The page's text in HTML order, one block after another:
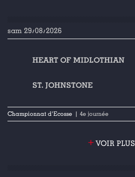
sam 29/08/2026
HEART OF MIDLOTHIAN
ST. JOHNSTONE
Championnat d'Ecosse | 4e journée
+ VOIR PLUS